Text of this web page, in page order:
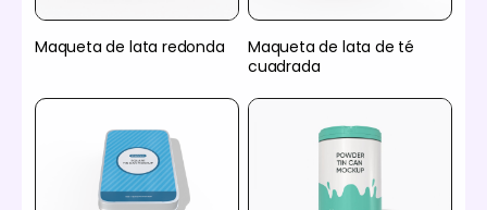
Maqueta de lata redonda
Maqueta de lata de té
cuadrada